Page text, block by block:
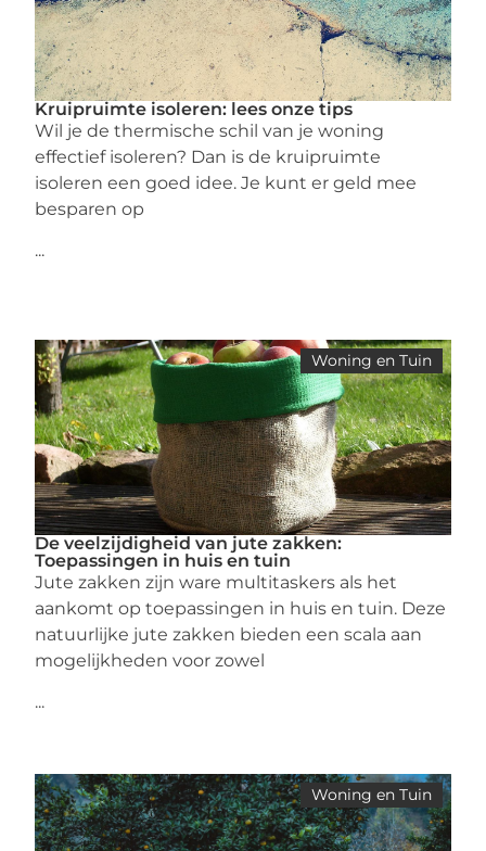
Kruipruimte isoleren: lees onze tips
Wil je de thermische schil van je woning
effectief isoleren? Dan is de kruipruimte
isoleren een goed idee. Je kunt er geld mee
besparen op
...
Woning en Tuin
De veelzijdigheid van jute zakken:
Toepassingen in huis en tuin
Jute zakken zijn ware multitaskers als het
aankomt op toepassingen in huis en tuin. Deze
natuurlijke jute zakken bieden een scala aan
mogelijkheden voor zowel
...
Woning en Tuin